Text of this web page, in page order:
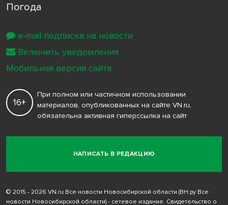
Погода
НАПИСАТЬ В РЕДАКЦИЮ
16+
При полном или частичном использовании
материалов, опубликованных на сайте VN.ru,
обязательна активная гиперссылка на сайт
© 2015 - 2026 VN.ru Все новости Новосибирской области (ВН.ру Все
новости Новосибирской области) - сетевое издание. Свидетельство о
e-mail подписка на новости
Включить уведомления
Мобильная версия сайта